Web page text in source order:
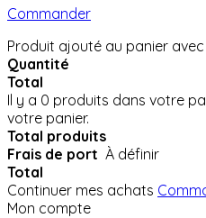
Commander
Produit ajouté au panier
Quantité
Total
Il y a 0 produits dans votre
votre panier.
Total produits
Frais de port À définir
Total
Continuer mes achats
Mon compte